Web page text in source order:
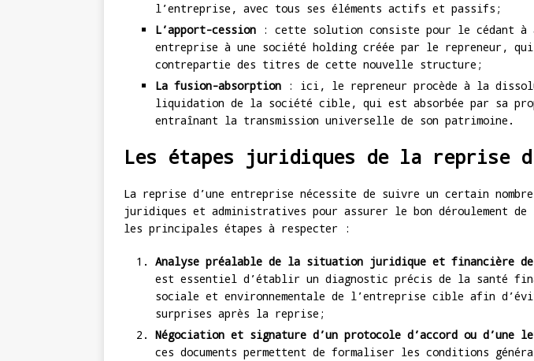
l’entreprise, avec tous ses éléments actifs et passifs;
L’apport-cession : cette solution consiste pour le cédant à
entreprise à une société holding créée par le repreneur,
contrepartie des titres de cette nouvelle structure;
La fusion-absorption : ici, le repreneur procède à la
liquidation de la société cible, qui est absorbée par sa
entraînant la transmission universelle de son patrimoine.
Les étapes juridiques de la reprise
La reprise d’une entreprise nécessite de suivre un certain nombre
juridiques et administratives pour assurer le bon déroulement
les principales étapes à respecter :
Analyse préalable de la situation juridique et financière
est essentiel d’établir un diagnostic précis de la santé
sociale et environnementale de l’entreprise cible afin
surprises après la reprise;
Négociation et signature d’un protocole d’accord ou d’une
ces documents permettent de formaliser les conditions